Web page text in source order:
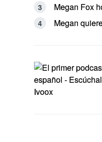
Megan Fox
Megan